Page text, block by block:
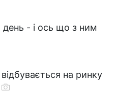
день - і ось що з ним
на ринку